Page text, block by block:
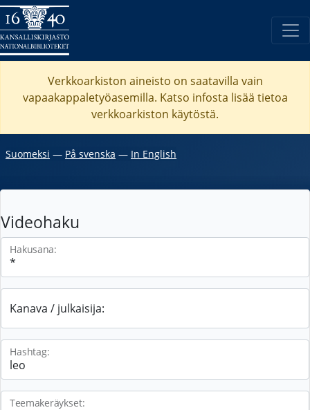
Verkkoarkiston aineisto on saatavilla vain
vapaakappaletyöasemilla. Katso infosta lisää tietoa
verkkoarkiston käytöstä.
Suomeksi ― På svenska ― In English
Videohaku
Hakusana:
Kanava / julkaisija:
Hashtag:
Teemakeräykset: